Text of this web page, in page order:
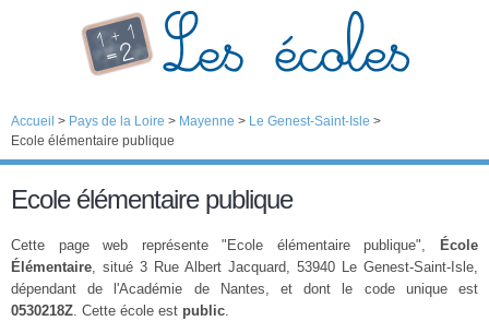
Accueil > Pays de la Loire > Mayenne > Le Genest-Saint-Isle >
Ecole élémentaire publique
Ecole élémentaire publique
Cette page web représente "Ecole élémentaire publique",
École
Élémentaire, situé 3 Rue Albert Jacquard, 53940 Le Genest-Saint-Isle,
dépendant de l'Académie de Nantes, et dont le code unique est
0530218Z. Cette école est public.